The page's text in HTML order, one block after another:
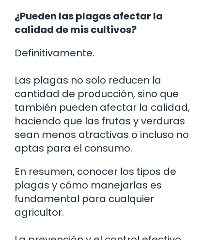
¿Pueden las plagas afectar la
calidad de mis cultivos?
Definitivamente.
Las plagas no solo reducen la
cantidad de producción, sino que
también pueden afectar la calidad,
haciendo que las frutas y verduras
sean menos atractivas o incluso no
aptas para el consumo.
En resumen, conocer los tipos de
plagas y cómo manejarlas es
fundamental para cualquier
agricultor.